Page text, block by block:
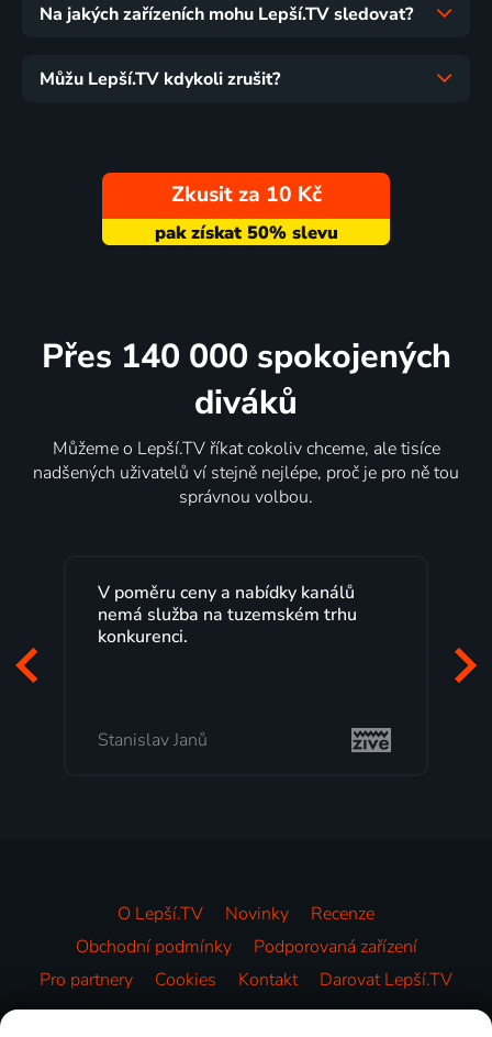
Na jakých zařízeních mohu Lepší.TV sledovat?
Můžu Lepší.TV kdykoli zrušit?
Zkusit za 10 Kč
Přes 140 000 spokojených
diváků
Můžeme o Lepší.TV říkat cokoliv chceme, ale tisíce
nadšených uživatelů ví stejně nejlépe, proč je pro ně tou
správnou volbou.
Lepší.TV sleduji už několik let s
maximální spokojeností. Velký výběr
programů a nemuset běžet k TV na
Milada Tomešová
O Lepší.TV Novinky
Recenze
Obchodní podmínky
Podporovaná zařízení
Pro partnery
Cookies Kontakt Darovat Lepší.TV